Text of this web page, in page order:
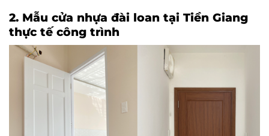
2. Mẫu cửa nhựa đài loan tại Tiền Giang
thực tế công trình